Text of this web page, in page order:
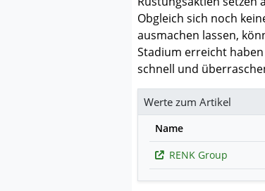
Obgleich sich noch
ausmachen lassen,
Stadium erreicht
schnell und
Werte zum Artikel
Name
RENK Group